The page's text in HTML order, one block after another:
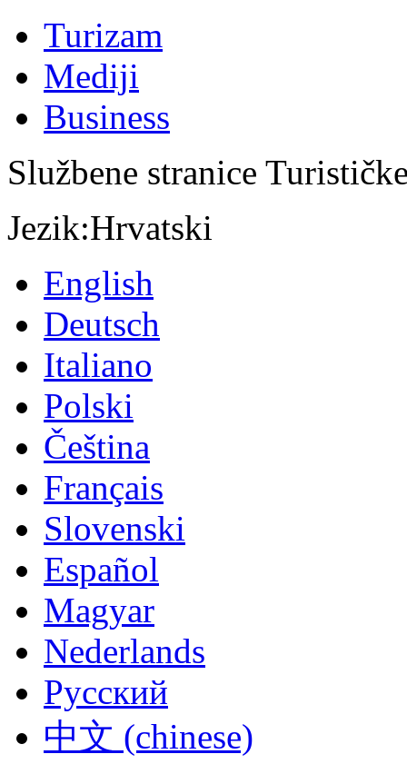
Turizam
Mediji
Business
Službene stranice
Jezik:Hrvatski
English
Deutsch
Italiano
Polski
Čeština
Français
Slovenski
Español
Magyar
Nederlands
Русский
中文 (chinese)